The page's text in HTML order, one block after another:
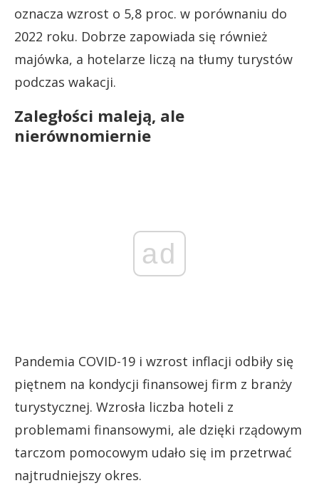
oznacza wzrost o 5,8 proc. w porównaniu do
2022 roku. Dobrze zapowiada się również
majówka, a hotelarze liczą na tłumy turystów
podczas wakacji.
Zaległości maleją, ale
nierównomiernie
ad
Pandemia COVID-19 i wzrost inflacji odbiły się
piętnem na kondycji finansowej firm z branży
turystycznej. Wzrosła liczba hoteli z
problemami finansowymi, ale dzięki rządowym
tarczom pomocowym udało się im przetrwać
najtrudniejszy okres.